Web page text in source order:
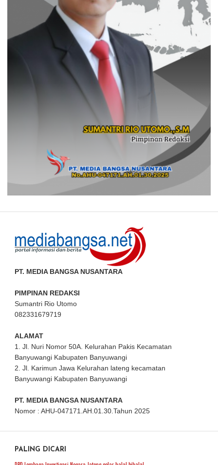
PT. MEDIA BANGSA NUSANTARA
PIMPINAN REDAKSI
Sumantri Rio Utomo
082331679719
ALAMAT
1. Jl. Nuri Nomor 50A. Kelurahan Pakis Kecamatan
Banyuwangi Kabupaten Banyuwangi
2. Jl. Karimun Jawa Kelurahan lateng kecamatan
Banyuwangi Kabupaten Banyuwangi
PT. MEDIA BANGSA NUSANTARA
Nomor : AHU-047171.AH.01.30.Tahun 2025
PALING DICARI